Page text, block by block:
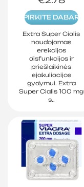
PIRKITE DABAR
Extra Super Cialis
naudojamas
erekcijos
disfunkcijos ir
priešlaikinės
ejakuliacijos
gydymui. Extra
Super Cialis 100 mg
s..